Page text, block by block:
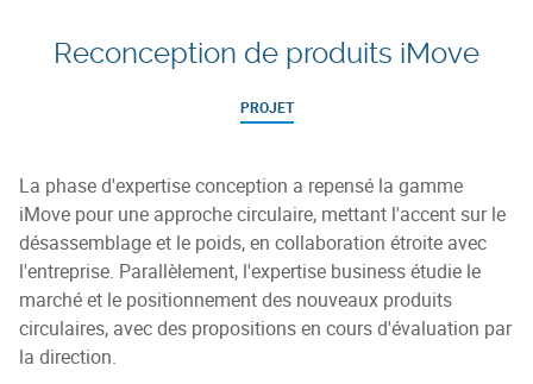
Reconception de produits iMove
PROJET
La phase d'expertise conception a repensé la gamme
iMove pour une approche circulaire, mettant l'accent sur le
désassemblage et le poids, en collaboration étroite avec
l'entreprise. Parallèlement, l'expertise business étudie le
marché et le positionnement des nouveaux produits
circulaires, avec des propositions en cours d'évaluation par
la direction.